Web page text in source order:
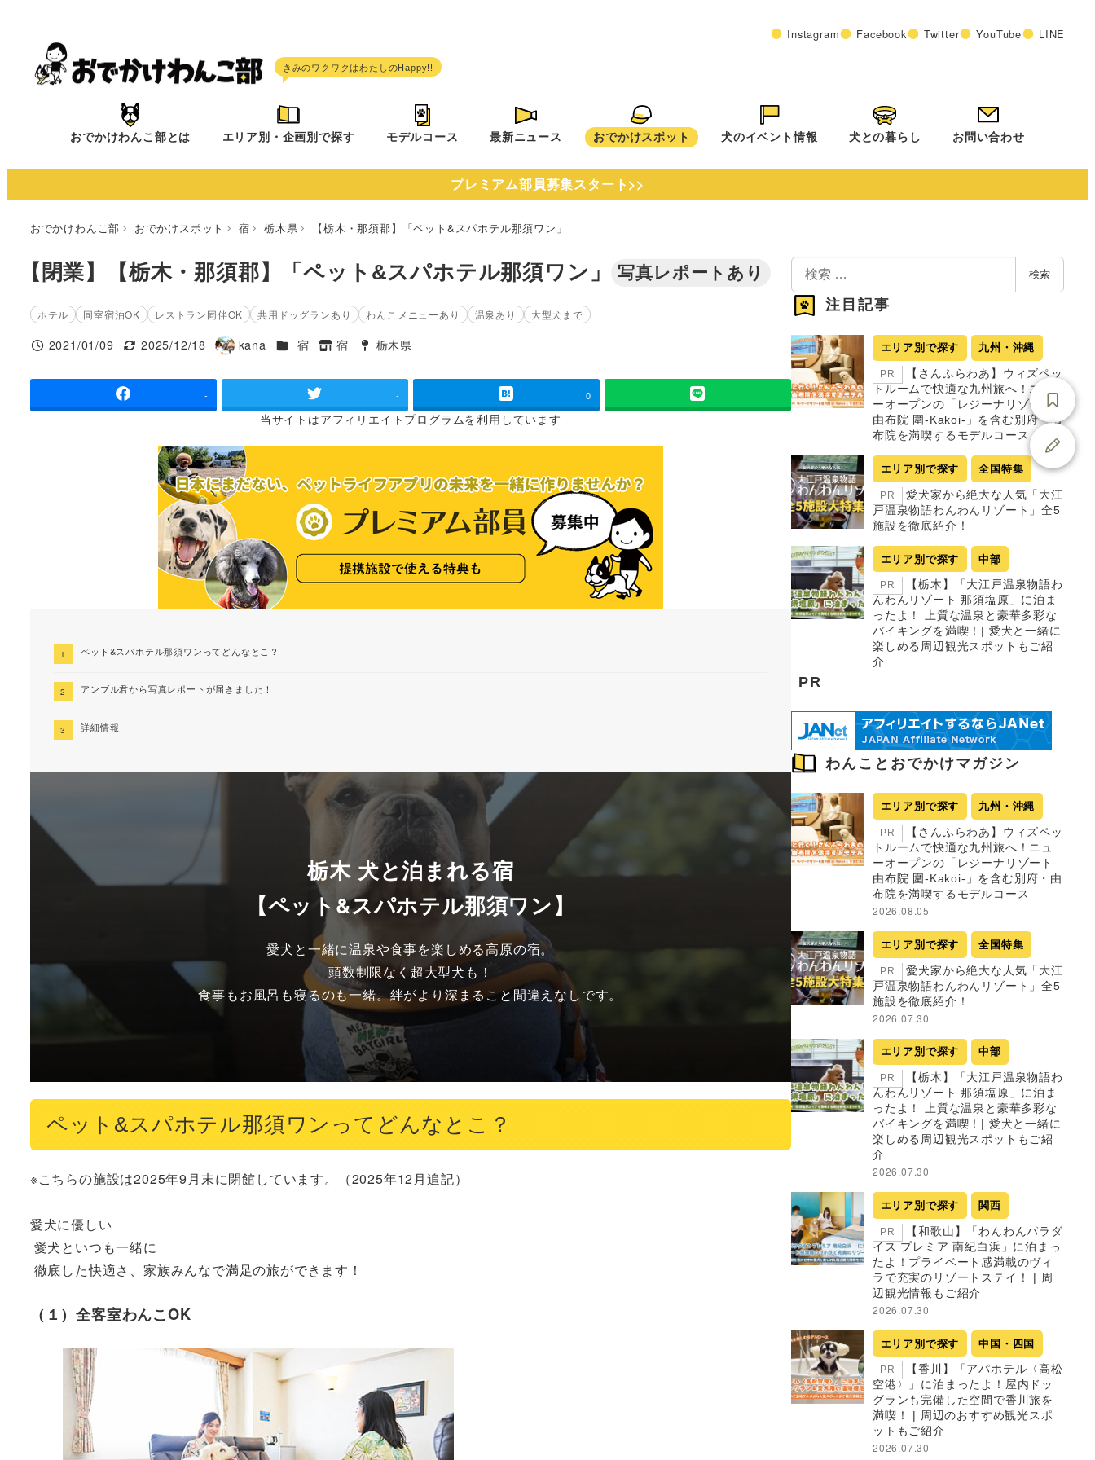
へ
Instagram Facebook Twitter YouTube LINE
おでかけわんこ部とは エリア別・企画別で探す モデルコース 最新ニュース おでかけスポット 犬のイベント情報 犬との暮らし お問い合わせ
プレミアム部員募集スタート>>
おでかけわんこ部 おでかけスポット 宿 栃木県 【栃木・那須郡】「ペット&スパホテル那須ワン」
【閉業】【栃木・那須郡】「ペット&スパホテル那須ワン」 写真レポートあり
ホテル 同室宿泊OK レストラン同伴OK 共用ドッグランあり わんこメニューあり 温泉あり 大型犬まで
投稿日
2021/01/09
更新日
2025/12/18
著
kana 施設ジャンル
宿
タグ
宿
タグ
栃木県
- - 0
当サイトはアフィリエイトプログラムを利用しています
ペット&スパホテル那須ワンってどんなとこ？
アンブル君から写真レポートが届きました！
詳細情報
栃木 犬と泊まれる宿
【ペット&スパホテル那須ワン】
愛犬と一緒に温泉や食事を楽しめる高原の宿。
頭数制限なく超大型犬も！
食事もお風呂も寝るのも一緒。絆がより深まること間違えなしです。
ペット&スパホテル那須ワンってどんなとこ？
※こちらの施設は2025年9月末に閉館しています。（2025年12月追記）
愛犬に優しい
徹底した快適さ、家族みんなで満足の旅ができます！
（１）全客室わんこOK
検
索
検索
注目記事
エリア別で探す 九州・沖縄
PR
【さんふらわあ】ウィズペッ
トルームで快適な九州旅へ！ニュ
ーオープンの「レジーナリゾート
由布院 圍-Kakoi-」を含む別府・由
布院を満喫するモデルコース
エリア別で探す 全国特集
PR
愛犬家から絶大な人気「大江
戸温泉物語わんわんリゾート」全5
施設を徹底紹介！
エリア別で探す 中部
PR
【栃木】「大江戸温泉物語わ
んわんリゾート 那須塩原」に泊ま
ったよ！ 上質な温泉と豪華多彩な
バイキングを満喫！| 愛犬と一緒に
楽しめる周辺観光スポットもご紹
介
PR
わんことおでかけマガジン
エリア別で探す 九州・沖縄
PR
【さんふらわあ】ウィズペッ
トルームで快適な九州旅へ！ニュ
ーオープンの「レジーナリゾート
由布院 圍-Kakoi-」を含む別府・由
布院を満喫するモデルコース
2026.08.05
エリア別で探す 全国特集
PR
愛犬家から絶大な人気「大江
戸温泉物語わんわんリゾート」全5
施設を徹底紹介！
2026.07.30
エリア別で探す 中部
PR
【栃木】「大江戸温泉物語わ
んわんリゾート 那須塩原」に泊ま
ったよ！ 上質な温泉と豪華多彩な
バイキングを満喫！| 愛犬と一緒に
楽しめる周辺観光スポットもご紹
介
2026.07.30
エリア別で探す 関西
PR
【和歌山】「わんわんパラダ
イス プレミア 南紀白浜」に泊まっ
たよ！プライベート感満載のヴィ
ラで充実のリゾートステイ！ | 周
辺観光情報もご紹介
2026.07.30
エリア別で探す 中国・四国
PR
【香川】「アパホテル〈高松
空港〉」に泊まったよ！屋内ドッ
グランも完備した空間で香川旅を
満喫！ | 周辺のおすすめ観光スポ
ットもご紹介
2026.07.30